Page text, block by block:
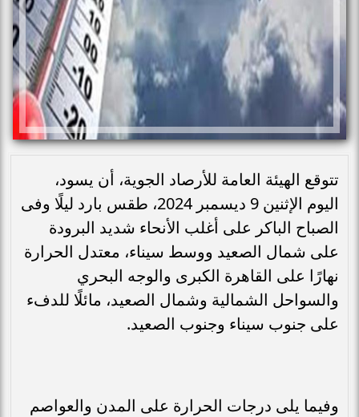
تتوقع الهيئة العامة للأرصاد الجوية، أن يسود،
اليوم الإثنين 9 ديسمبر 2024، طقس بارد ليلًا وفى
الصباح الباكر على أغلب الأنحاء شديد البرودة
على شمال الصعيد ووسط سيناء، معتدل الحرارة
نهارًا على القاهرة الكبرى والوجه البحري
والسواحل الشمالية وشمال الصعيد، مائلًا للدفء
على جنوب سيناء وجنوب الصعيد.
وفيما يلى درجات الحرارة على المدن والعواصم